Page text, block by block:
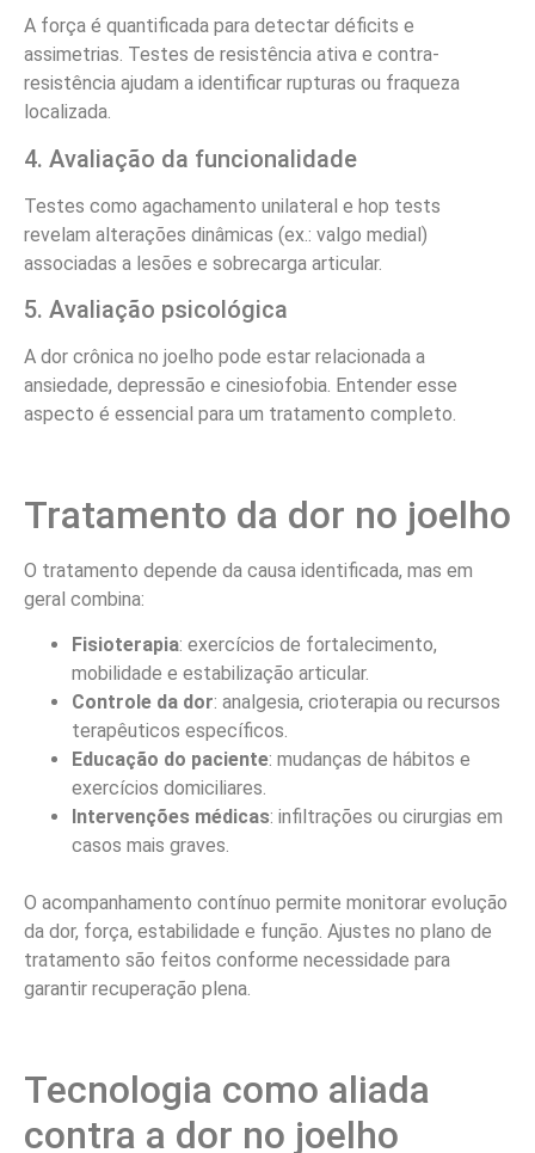
A força é quantificada para detectar déficits e
assimetrias. Testes de resistência ativa e contra-
resistência ajudam a identificar rupturas ou fraqueza
localizada.
4. Avaliação da funcionalidade
Testes como agachamento unilateral e hop tests
revelam alterações dinâmicas (ex.: valgo medial)
associadas a lesões e sobrecarga articular.
5. Avaliação psicológica
A dor crônica no joelho pode estar relacionada a
ansiedade, depressão e cinesiofobia. Entender esse
aspecto é essencial para um tratamento completo.
Tratamento da dor no joelho
O tratamento depende da causa identificada, mas em
geral combina:
Fisioterapia: exercícios de fortalecimento,
mobilidade e estabilização articular.
Controle da dor: analgesia, crioterapia ou recursos
terapêuticos específicos.
Educação do paciente: mudanças de hábitos e
exercícios domiciliares.
Intervenções médicas: infiltrações ou cirurgias em
casos mais graves.
O acompanhamento contínuo permite monitorar evolução
da dor, força, estabilidade e função. Ajustes no plano de
tratamento são feitos conforme necessidade para
garantir recuperação plena.
Tecnologia como aliada
contra a dor no joelho